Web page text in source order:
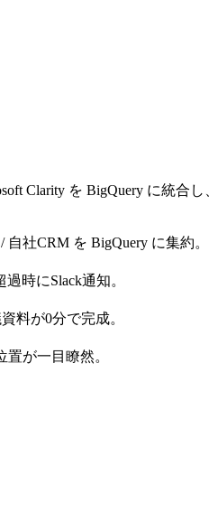
Clarity を BigQuery に統合し
自社CRM を BigQuery に集約。
時にSlack通知。
料が0分で完成。
が一目瞭然。